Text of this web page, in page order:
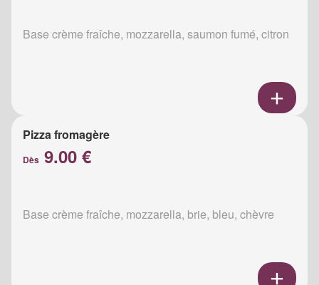
Base crème fraîche, mozzarella, saumon fumé, citron
Pizza fromagère
Dès 9.00 €
Base crème fraîche, mozzarella, brie, bleu, chèvre